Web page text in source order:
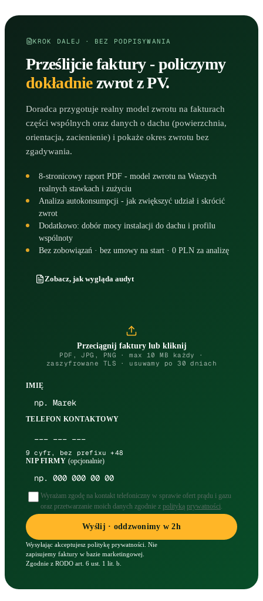
Zamów dokładny audyt
KROK DALEJ · BEZ PODPISYWANIA
Prześlijcie faktury - policzymy
dokładniezwrot z PV.
Doradca przygotuje realny model zwrotu na fakturach
części wspólnych oraz danych o dachu (powierzchnia,
orientacja, zacienienie) i pokaże okres zwrotu bez
zgadywania.
8-stronicowy raport PDF - model zwrotu na Waszych
realnych stawkach i zużyciu
Analiza autokonsumpcji - jak zwiększyć udział i skrócić
zwrot
Dodatkowo: dobór mocy instalacji do dachu i profilu
wspólnoty
Bez zobowiązań · bez umowy na start · 0 PLN za analizę
Zobacz, jak wygląda audyt
Przeciągnij faktury lub kliknij
PDF, JPG, PNG · max 10 MB każdy ·
zaszyfrowane TLS · usuwamy po 30 dniach
IMIĘ
TELEFON KONTAKTOWY
9 cyfr, bez prefixu +48
NIP FIRMY (opcjonalnie)
Wyrażam zgodę na kontakt telefoniczny w sprawie ofert prądu i gazu
oraz przetwarzanie moich danych zgodnie z polityką prywatności.
Wyślij · oddzwonimy w 2h
Wysyłając akceptujesz politykę prywatności. Nie
zapisujemy faktury w bazie marketingowej.
Zgodnie z RODO art. 6 ust. 1 lit. b.